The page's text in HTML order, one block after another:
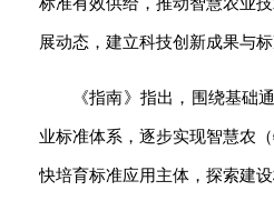
展动态，建立科技创新成果与
《指南》指出，围绕基础
业标准体系，逐步实现智慧农
快培育标准应用主体，探索建